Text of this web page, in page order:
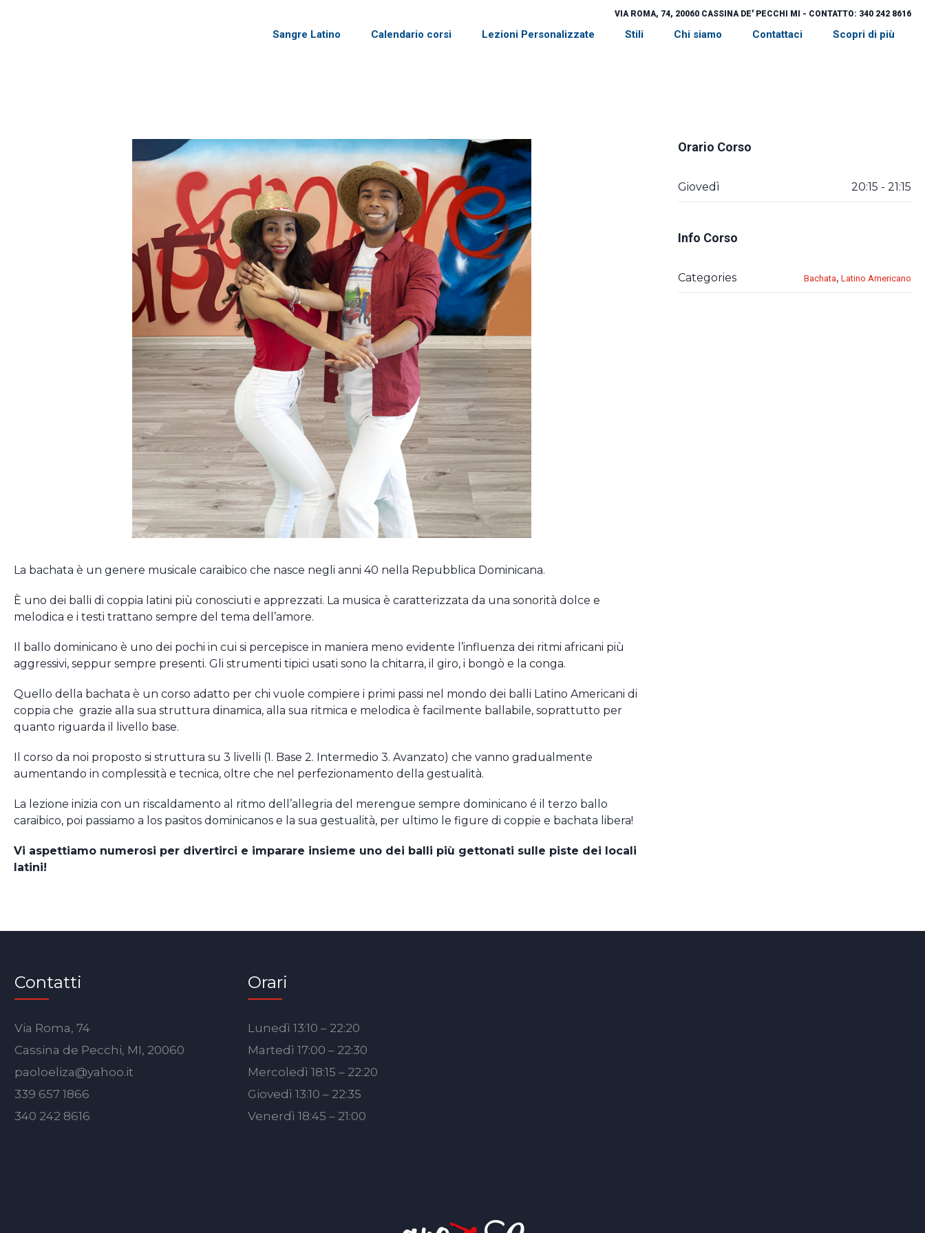
VIA ROMA, 74, 20060 CASSINA DE' PECCHI MI - CONTATTO: 340 242 8616
Sangre Latino Calendario corsi Lezioni Personalizzate Stili Chi siamo Contattaci Scopri di più
La bachata è un genere musicale caraibico che nasce negli anni 40 nella Repubblica Dominicana.
È uno dei balli di coppia latini più conosciuti e apprezzati. La musica è caratterizzata da una sonorità dolce e
melodica e i testi trattano sempre del tema dell’amore.
Il ballo dominicano è uno dei pochi in cui si percepisce in maniera meno evidente l’influenza dei ritmi africani più
aggressivi, seppur sempre presenti. Gli strumenti tipici usati sono la chitarra, il giro, i bongò e la conga.
Quello della bachata è un corso adatto per chi vuole compiere i primi passi nel mondo dei balli Latino Americani di
coppia che grazie alla sua struttura dinamica, alla sua ritmica e melodica è facilmente ballabile, soprattutto per
quanto riguarda il livello base.
Il corso da noi proposto si struttura su 3 livelli (1. Base 2. Intermedio 3. Avanzato) che vanno gradualmente
aumentando in complessità e tecnica, oltre che nel perfezionamento della gestualità.
La lezione inizia con un riscaldamento al ritmo dell’allegria del merengue sempre dominicano é il terzo ballo
caraibico, poi passiamo a los pasitos dominicanos e la sua gestualità, per ultimo le figure di coppie e bachata libera!
Vi aspettiamo numerosi per divertirci e imparare insieme uno dei balli più gettonati sulle piste dei locali
latini!
Orario Corso
Giovedì 20:15 - 21:15
Info Corso
Categories Bachata, Latino Americano
Contatti
Via Roma, 74
Cassina de Pecchi, MI, 20060
paoloeliza@yahoo.it
339 657 1866
340 242 8616
Orari
Lunedì 13:10 – 22:20
Martedì 17:00 – 22:30
Mercoledì 18:15 – 22:20
Giovedì 13:10 – 22:35
Venerdì 18:45 – 21:00